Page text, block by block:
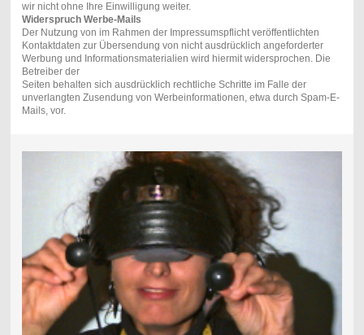
wir nicht ohne Ihre Einwilligung weiter.
Widerspruch Werbe-Mails
Der Nutzung von im Rahmen der Impressumspflicht veröffentlichten
Kontaktdaten zur Übersendung von nicht ausdrücklich angeforderter
Werbung und Informationsmaterialien wird hiermit widersprochen. Die
Betreiber der
Seiten behalten sich ausdrücklich rechtliche Schritte im Falle der
unverlangten Zusendung von Werbeinformationen, etwa durch Spam-E-
Mails, vor.